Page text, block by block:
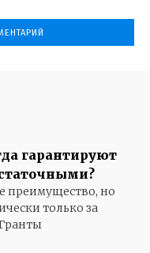
гарантируют
преимущество, но
только за